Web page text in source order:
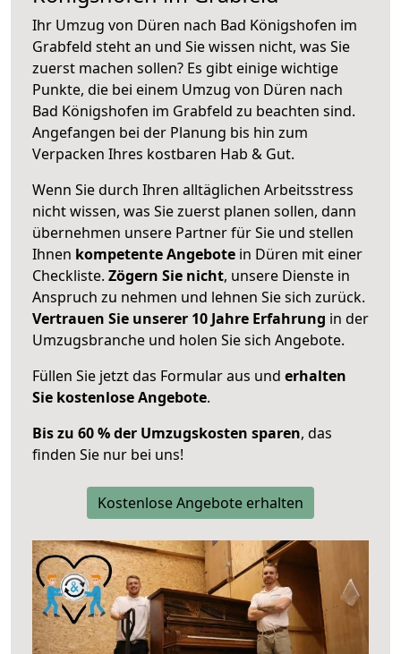
Ihr Umzug von Düren nach Bad Königshofen im
Grabfeld steht an und Sie wissen nicht, was Sie
zuerst machen sollen? Es gibt einige wichtige
Punkte, die bei einem Umzug von Düren nach
Bad Königshofen im Grabfeld zu beachten sind.
Angefangen bei der Planung bis hin zum
Verpacken Ihres kostbaren Hab & Gut.
Wenn Sie durch Ihren alltäglichen Arbeitsstress
nicht wissen, was Sie zuerst planen sollen, dann
übernehmen unsere Partner für Sie und stellen
Ihnen kompetente Angebote in Düren mit einer
Checkliste. Zögern Sie nicht, unsere Dienste in
Anspruch zu nehmen und lehnen Sie sich zurück.
Vertrauen Sie unserer 10 Jahre Erfahrung in der
Umzugsbranche und holen Sie sich Angebote.
Füllen Sie jetzt das Formular aus und erhalten
Sie kostenlose Angebote.
Bis zu 60 % der Umzugskosten sparen, das
finden Sie nur bei uns!
Kostenlose Angebote erhalten